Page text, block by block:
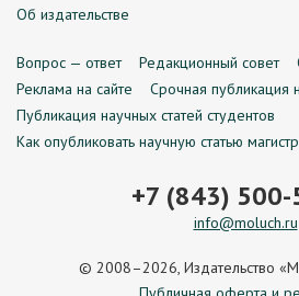
Об издательстве
Вопрос — ответ Редакционный совет
Реклама на сайте
Срочная публикация
Публикация научных статей студентов
Как опубликовать научную статью
+7 (843) 500-
info@moluch.ru
© 2008–2026, Издательство